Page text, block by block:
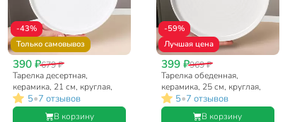
-43%
Только самовывоз
390 ₽679 ₽
Тарелка десертная,
керамика, 21 см, круглая,
Лайнс, Daniks, Y4-7991
5•7 отзывов
В корзину
-59%
Лучшая цена
399 ₽969 ₽
Тарелка обеденная,
керамика, 25 см, круглая,
Лайнс, Daniks, Y4-7992
5•7 отзывов
В корзину